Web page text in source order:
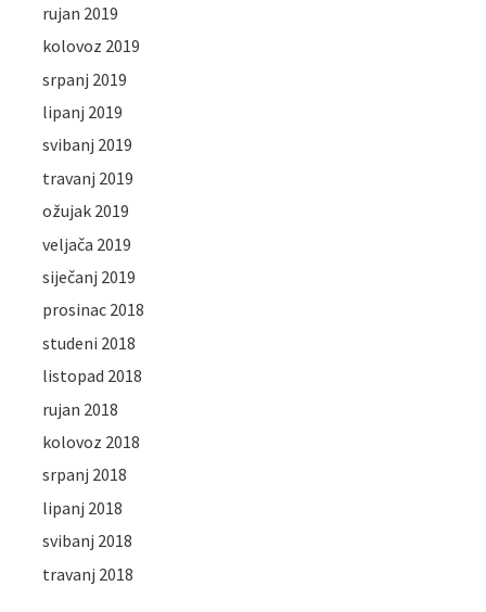
rujan 2019
kolovoz 2019
srpanj 2019
lipanj 2019
svibanj 2019
travanj 2019
ožujak 2019
veljača 2019
siječanj 2019
prosinac 2018
studeni 2018
listopad 2018
rujan 2018
kolovoz 2018
srpanj 2018
lipanj 2018
svibanj 2018
travanj 2018